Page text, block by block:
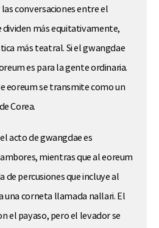
conversaciones entre el
dividen más equitativamente,
más teatral. Si el gwangdae
es para la gente ordinaria.
eoreum se transmite como un
Corea.
acto de gwangdae es
mientras que al eoreum
de percusiones que incluye al
una corneta llamada nallari. El
el payaso, pero el levador se